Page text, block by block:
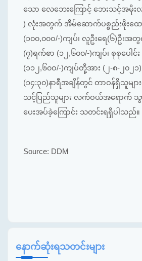
သော လေဘေးကြောင့် ဘေးသင့်အမိုး
) လုံးအတွက် အိမ်ဆောက်ပစ္စည်းဖိုးထ
(၁၀၀,၀၀ဝ/-)ကျပ်၊ လူဦးရေ(၆)ဦးအ
(၇)ရက်စာ (၁၂,၆၀၀/-)ကျပ်၊ စုစုပေါ
(၁၁၂,၆၀ဝ/-)ကျပ်တို့အား (၂-၈-၂၀၂
(၁၄:၃၀)နာရီအချိန်တွင် တာဝန်ရှိသူမျ
သင့်ပြည်သူများ လက်ဝယ်အရောက် သွ
ပေးအပ်ခဲ့ကြောင်း သတင်းရရှိပါသည်။
Source: DDM
နောက်ဆုံးရသတင်းများ